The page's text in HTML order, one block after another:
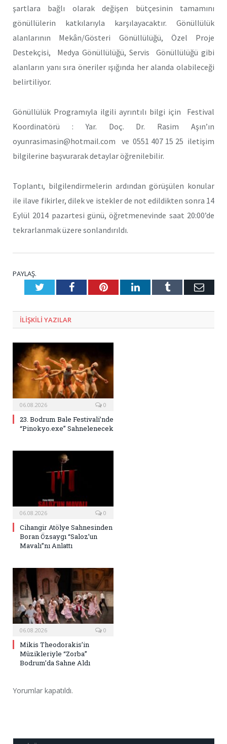
şartlara bağlı olarak değişen bütçesinin tamamını
gönüllülerin katkılarıyla karşılayacaktır. Gönüllülük
alanlarının Mekân/Gösteri Gönüllülüğü, Özel Proje
Destekçisi, Medya Gönüllülüğü, Servis Gönüllülüğü gibi
alanların yanı sıra öneriler ışığında her alanda olabileceği
belirtiliyor.
Gönüllülük Programıyla ilgili ayrıntılı bilgi için Festival
Koordinatörü : Yar. Doç. Dr. Rasim Aşın’ın
oyunrasimasin@hotmail.com ve 0551 407 15 25 iletişim
bilgilerine başvurarak detaylar öğrenilebilir.
Toplantı, bilgilendirmelerin ardından görüşülen konular
ile ilave fikirler, dilek ve istekler de not edildikten sonra 14
Eylül 2014 pazartesi günü, öğretmenevinde saat 20:00’de
tekrarlanmak üzere sonlandırıldı.
PAYLAŞ.
TwitterFacebookPinterestLinkedInTumblr E-
ILIŞKILI YAZILAR
06.08.2026 0
23. Bodrum Bale Festivali’nde
“Pinokyo.exe” Sahnelenecek
06.08.2026 0
Cihangir Atölye Sahnesinden
Boran Özsaygı “Saloz’un
Mavalı”nı Anlattı
06.08.2026 0
Mikis Theodorakis’in
Müzikleriyle “Zorba”
Bodrum’da Sahne Aldı
Yorumlar kapatıldı.